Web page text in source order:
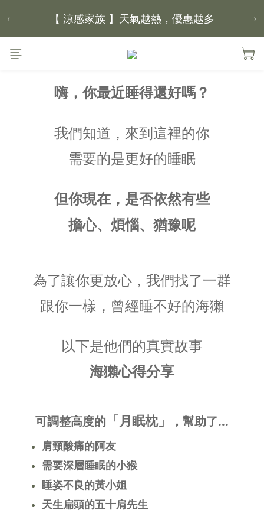
【 涼感家族 】天氣越熱，優惠越多
父親節｜靠山計劃，最高折 $2,500
‹ ›
嗨，你最近睡得還好嗎？
我們知道，來到這裡的你
需要的是更好的睡眠
但你現在，是否依然有些
擔心、煩惱、猶豫呢
為了讓你更放心，我們找了一群
跟你一樣，曾經睡不好的海獺
以下是他們的真實故事
海獺心得分享
可調整高度的 「月眠枕」 ，幫助了...
肩頸酸痛的阿友
需要深層睡眠的小猴
睡姿不良的黃小姐
天生扁頭的五十肩先生